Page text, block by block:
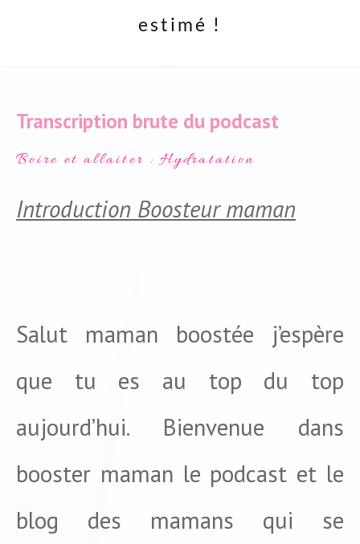
estimé !
Transcription brute du podcast
Boire et allaiter : Hydratation
Introduction Boosteur maman
Salut maman boostée j’espère
que tu es au top du top
aujourd’hui. Bienvenue dans
booster maman le podcast et le
blog des mamans qui se